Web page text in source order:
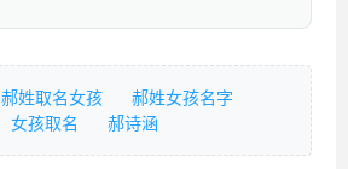
郝姓取名女孩
郝姓女孩名字
女孩取名 郝诗涵